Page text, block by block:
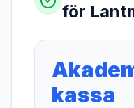
för
kassa